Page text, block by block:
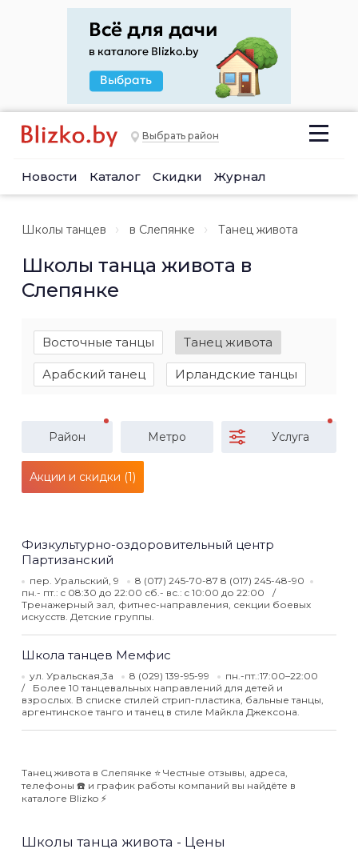
Выбрать район
Новости Каталог Скидки Журнал
Школы танцев в Слепянке Танец живота
Школы танца живота в
Слепянке
Восточные танцы Танец живота
Арабский танец Ирландские танцы
Район Метро Услуга
Акции и скидки (1)
Физкультурно-оздоровительный центр
Партизанский
пер. Уральский, 9
8 (017) 245-70-87 8 (017) 245-48-90
пн.- пт.: c 08:30 до 22:00 сб.- вс.: c 10:00 до 22:00
Тренажерный зал, фитнес-направления, секции боевых
искусств. Детские группы.
Школа танцев Мемфис
ул. Уральская,3а 8 (029) 139-95-99
пн.-пт.:17:00–22:00
Более 10 танцевальных направлений для детей и
взрослых. В списке стилей стрип-пластика, бальные танцы,
аргентинское танго и танец в стиле Майкла Джексона.
Танец живота в Слепянке ⭐️ Честные отзывы, адреса,
телефоны ☎️ и график работы компаний вы найдёте в
каталоге Blizko ⚡️
Школы танца живота - Цены